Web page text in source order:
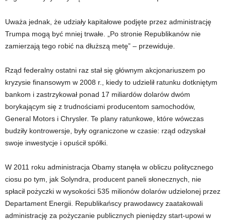
Uważa jednak, że udziały kapitałowe podjęte przez administrację
Trumpa mogą być mniej trwałe. „Po stronie Republikanów nie
zamierzają tego robić na dłuższą metę” – przewiduje.
Rząd federalny ostatni raz stał się głównym akcjonariuszem po
kryzysie finansowym w 2008 r., kiedy to udzielił ratunku dotkniętym
bankom i zastrzykował ponad 17 miliardów dolarów dwóm
borykającym się z trudnościami producentom samochodów,
General Motors i Chrysler. Te plany ratunkowe, które wówczas
budziły kontrowersje, były ograniczone w czasie: rząd odzyskał
swoje inwestycje i opuścił spółki.
W 2011 roku administracja Obamy stanęła w obliczu politycznego
ciosu po tym, jak Solyndra, producent paneli słonecznych, nie
spłacił pożyczki w wysokości 535 milionów dolarów udzielonej przez
Departament Energii. Republikańscy prawodawcy zaatakowali
administrację za pożyczanie publicznych pieniędzy start-upowi w